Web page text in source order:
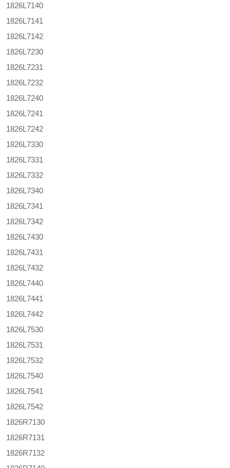
1826L7140
1826L7141
1826L7142
1826L7230
1826L7231
1826L7232
1826L7240
1826L7241
1826L7242
1826L7330
1826L7331
1826L7332
1826L7340
1826L7341
1826L7342
1826L7430
1826L7431
1826L7432
1826L7440
1826L7441
1826L7442
1826L7530
1826L7531
1826L7532
1826L7540
1826L7541
1826L7542
1826R7130
1826R7131
1826R7132